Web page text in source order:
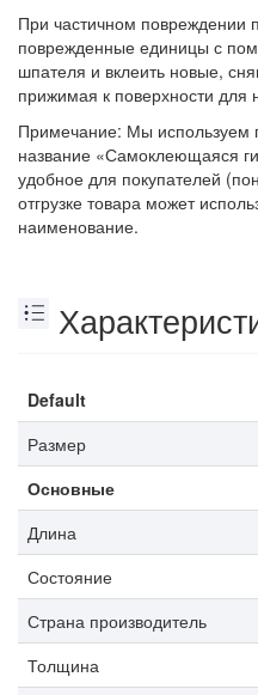
При частичном повреждении
поврежденные единицы с
шпателя и вклеить новые,
прижимая к поверхности для
Примечание: Мы используем
название «Самоклеющаяся
удобное для покупателей
отгрузке товара может
наименование.
Default
Размер
Основные
Длина
Состояние
Страна производитель
Толщина